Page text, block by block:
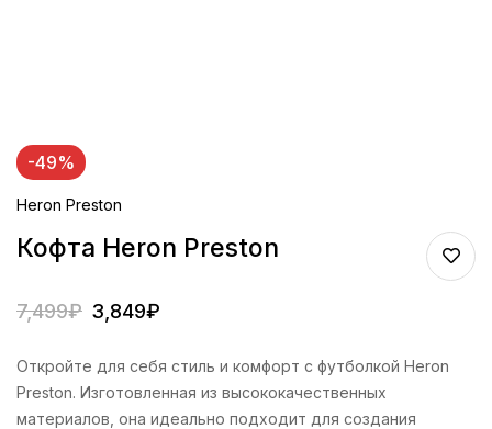
-49%
Heron Preston
Кофта Heron Preston
7,499₽ 3,849₽
Откройте для себя стиль и комфорт с футболкой Heron
Preston. Изготовленная из высококачественных
материалов, она идеально подходит для создания